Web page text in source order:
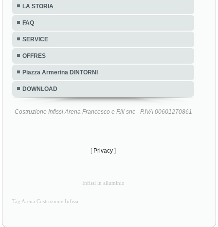
LA STORIA
FAQ
SERVICE
OFFRES
Piazza Armerina DINTORNI
DOWNLOAD
Costruzione Infissi Arena Francesco e F.lli snc - P.IVA 00601270861
[ Privacy ]
Infissi in alluminio
Tag Arena Costruzione Infissi